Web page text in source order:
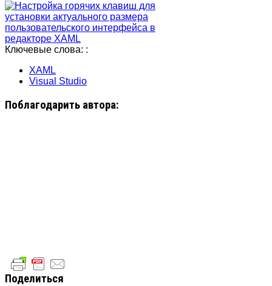
Ключевые слова: :
XAML
Visual Studio
Поблагодарить автора:
Поделиться